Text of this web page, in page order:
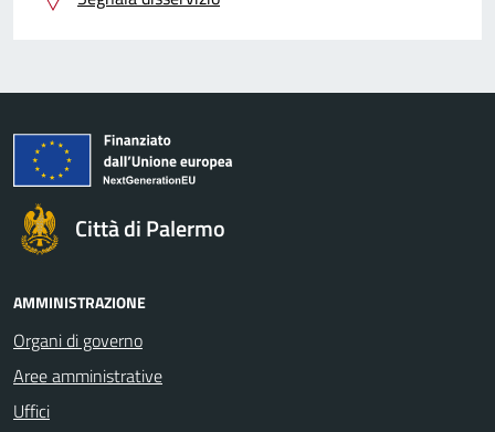
Città di Palermo
AMMINISTRAZIONE
Organi di governo
Aree amministrative
Uffici